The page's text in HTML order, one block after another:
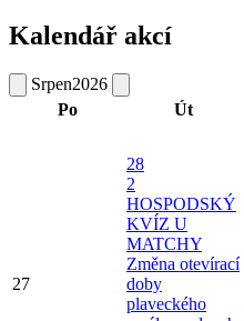
Kalendář akcí
Srpen2026
Po
Út
27
28
2
HOSPODSKÝ
KVÍZ U
MATCHY
Změna otevírací
doby
plaveckého